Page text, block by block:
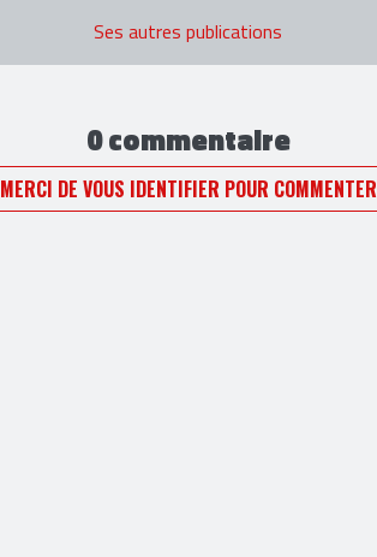
Ses autres publications
0 commentaire
MERCI DE VOUS IDENTIFIER POUR COMMENTER